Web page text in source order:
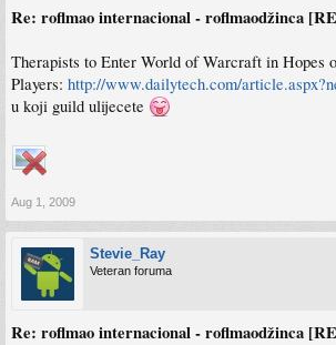
Re: roflmao internacional - roflmaodžinca
Therapists to Enter World of Warcraft in Hopes
Players: http://www.dailytech.com/
u koji guild ulijecete
Aug 1, 2009
Stevie_Ray
Veteran foruma
Re: roflmao internacional - roflmaodžinca